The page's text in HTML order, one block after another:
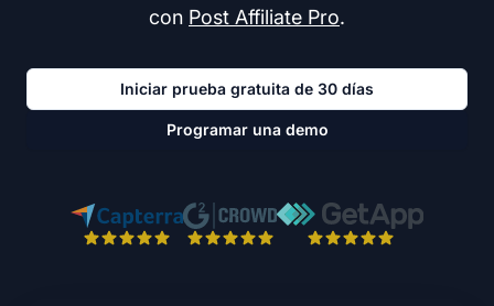
con Post Affiliate Pro.
Iniciar prueba gratuita de 30 días
Programar una demo